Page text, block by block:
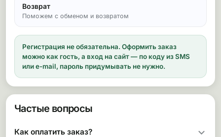
Возврат
Поможем с обменом и возвратом
Регистрация не обязательна. Оформить заказ
можно как гость, а вход на сайт — по коду из SMS
или e-mail, пароль придумывать не нужно.
Частые вопросы
Как оплатить заказ?